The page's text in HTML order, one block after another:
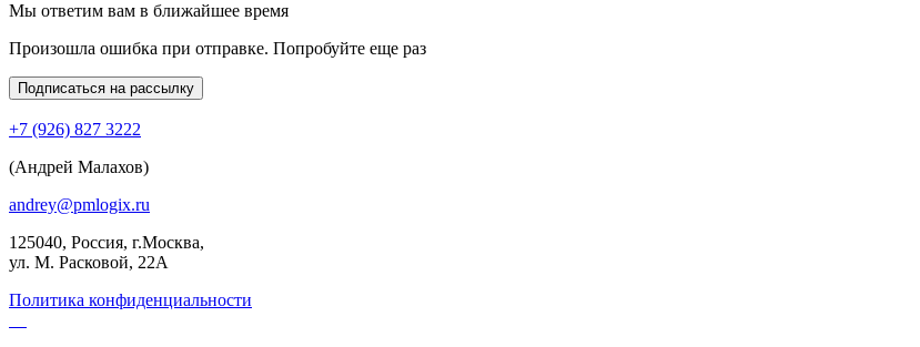
Мы ответим вам в ближайшее время
Произошла ошибка при отправке. Попробуйте еще раз
Подписаться на рассылку
+7 (926) 827 3222
(Андрей Малахов)
andrey@pmlogix.ru
125040, Россия, г.Москва,
ул. М. Расковой, 22А
Политика конфиденциальности